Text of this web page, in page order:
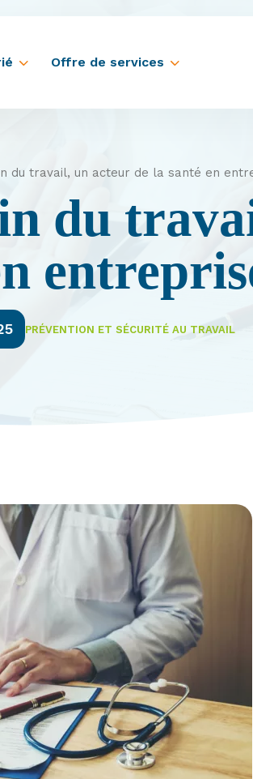
Offre de services
du travail, un acteur de la santé en
du
PRÉVENTION ET SÉCURITÉ AU TRAVAIL